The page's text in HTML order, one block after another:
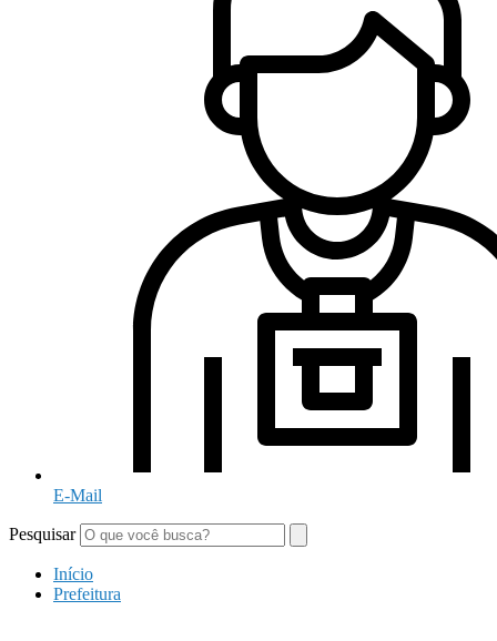
E-Mail
Pesquisar
Início
Prefeitura